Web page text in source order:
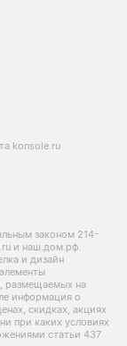
konsole.ru
законом 214-
и наш.дом.рф.
и дизайн
размещаемых на
информация о
скидках, акциях
при каких условиях
статьи 437